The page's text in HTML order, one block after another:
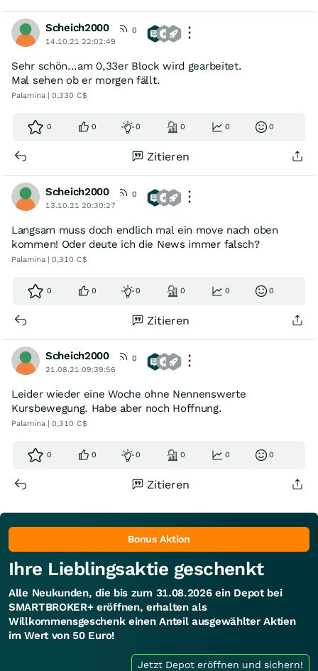
Scheich2000
0
14.10.21 22:02:49
Sehr schön...am 0,33er Block wird gearbeitet.
Mal sehen ob er morgen fällt.
Palamina | 0,330 C$
0 0 0 0 0 0
Zitieren
Scheich2000
0
13.10.21 20:30:27
Langsam muss doch endlich mal ein move nach oben
kommen! Oder deute ich die News immer falsch?
Palamina | 0,310 C$
0 0 0 0 0 0
Zitieren
Scheich2000
0
21.08.21 09:39:56
Leider wieder eine Woche ohne Nennenswerte
Kursbewegung. Habe aber noch Hoffnung.
Palamina | 0,310 C$
0 0 0 0 0 0
Zitieren
Bonus Aktion
Ihre Lieblingsaktie geschenkt
Alle Neukunden, die bis zum 31.08.2026 ein Depot bei
SMARTBROKER+ eröffnen, erhalten als
Willkommensgeschenk einen Anteil ausgewählter Aktien
im Wert von 50 Euro!
Jetzt Depot eröffnen und sichern!